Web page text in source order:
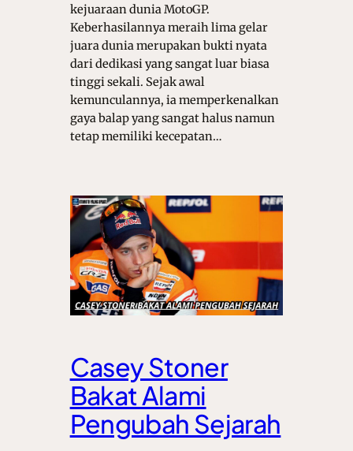
kejuaraan dunia MotoGP.
Keberhasilannya meraih lima gelar
juara dunia merupakan bukti nyata
dari dedikasi yang sangat luar biasa
tinggi sekali. Sejak awal
kemunculannya, ia memperkenalkan
gaya balap yang sangat halus namun
tetap memiliki kecepatan…
Casey Stoner
Bakat Alami
Pengubah Sejarah